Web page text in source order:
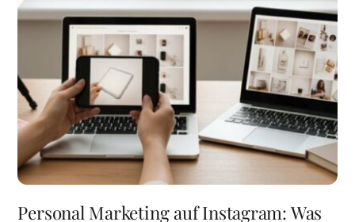
Personal Marketing auf Instagram: Was